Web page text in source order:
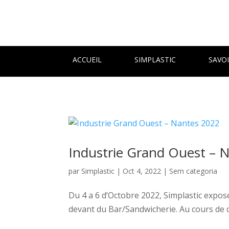
ACCUEIL SIMPLASTIC
Industrie Grand Ouest –
par Simplastic | Oct 4, 2022 | Sem categoria
Du 4 a 6 d’Octobre 2022, Simplastic
devant du Bar/Sandwicherie. Au cours